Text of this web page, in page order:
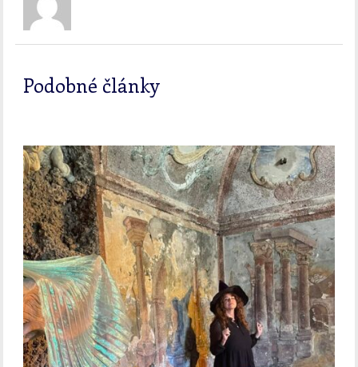
Podobné články